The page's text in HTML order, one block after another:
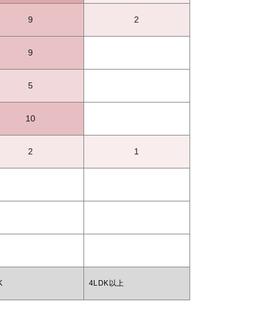
9 2
9
5
10
2 1
4LDK以上